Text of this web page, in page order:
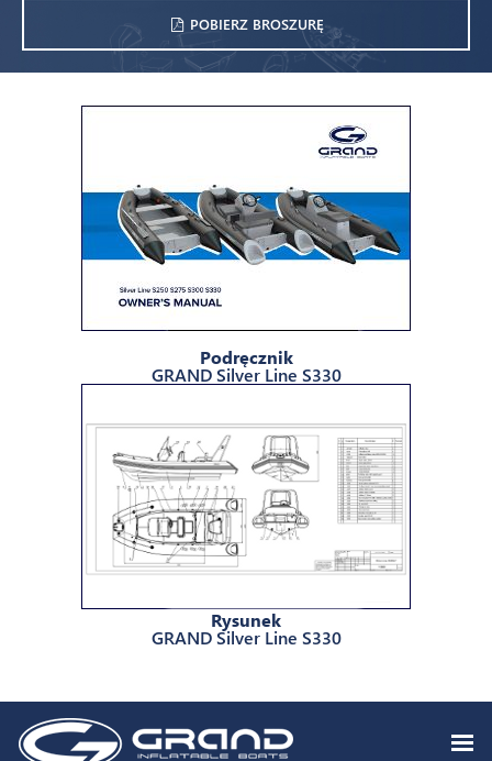
POBIERZ BROSZURĘ
Podręcznik
GRAND Silver Line S330
Rysunek
GRAND Silver Line S330